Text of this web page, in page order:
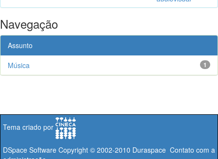
Navegação
Assunto
1
Música
Tema criado por
DSpace Software Copyright © 2002-2010 Duraspace Contato com a